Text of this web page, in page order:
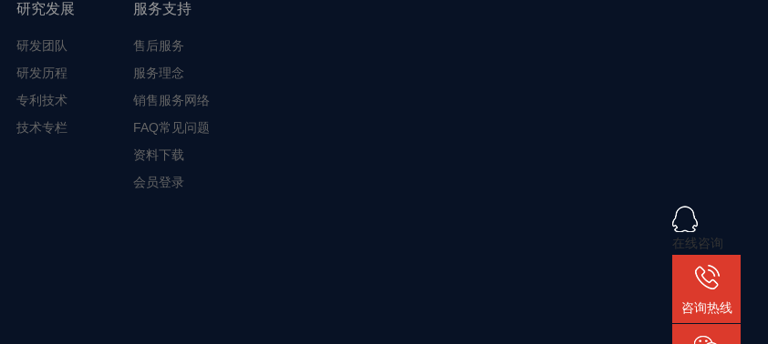
研究发展
研发团队
研发历程
专利技术
技术专栏
服务支持
售后服务
服务理念
销售服务网络
FAQ常见问题
资料下载
会员登录
在线咨询
咨询热线